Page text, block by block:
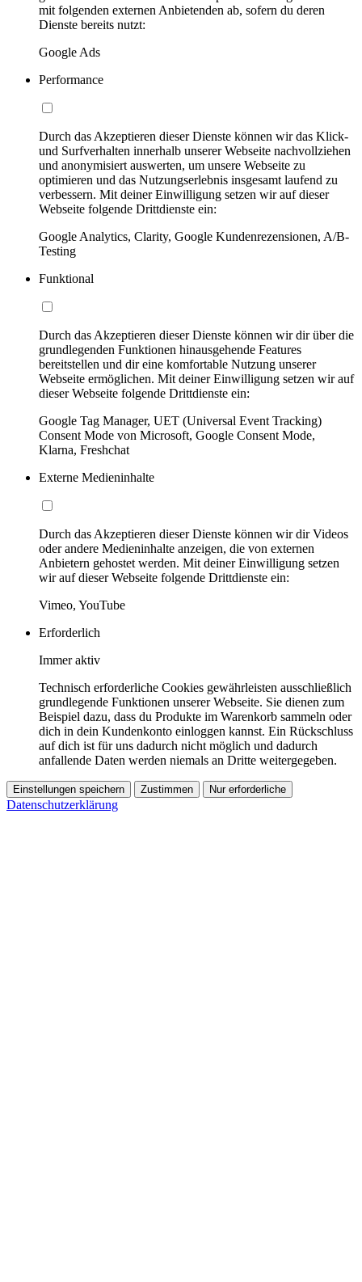
mit folgenden externen Anbietenden ab, sofern du deren
Dienste bereits nutzt:
Google Ads
Performance
Durch das Akzeptieren dieser Dienste können wir das Klick-
und Surfverhalten innerhalb unserer Webseite nachvollziehen
und anonymisiert auswerten, um unsere Webseite zu
optimieren und das Nutzungserlebnis insgesamt laufend zu
verbessern. Mit deiner Einwilligung setzen wir auf dieser
Webseite folgende Drittdienste ein:
Google Analytics, Clarity, Google Kundenrezensionen, A/B-
Testing
Funktional
Durch das Akzeptieren dieser Dienste können wir dir über die
grundlegenden Funktionen hinausgehende Features
bereitstellen und dir eine komfortable Nutzung unserer
Webseite ermöglichen. Mit deiner Einwilligung setzen wir auf
dieser Webseite folgende Drittdienste ein:
Google Tag Manager, UET (Universal Event Tracking)
Consent Mode von Microsoft, Google Consent Mode,
Klarna, Freshchat
Externe Medieninhalte
Durch das Akzeptieren dieser Dienste können wir dir Videos
oder andere Medieninhalte anzeigen, die von externen
Anbietern gehostet werden. Mit deiner Einwilligung setzen
wir auf dieser Webseite folgende Drittdienste ein:
Vimeo, YouTube
Erforderlich
Immer aktiv
Technisch erforderliche Cookies gewährleisten ausschließlich
grundlegende Funktionen unserer Webseite. Sie dienen zum
Beispiel dazu, dass du Produkte im Warenkorb sammeln oder
dich in dein Kundenkonto einloggen kannst. Ein Rückschluss
auf dich ist für uns dadurch nicht möglich und dadurch
anfallende Daten werden niemals an Dritte weitergegeben.
Einstellungen speichern Zustimmen Nur erforderliche
Datenschutzerklärung